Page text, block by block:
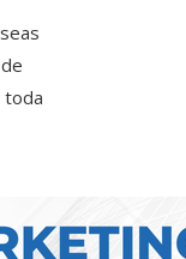
toda